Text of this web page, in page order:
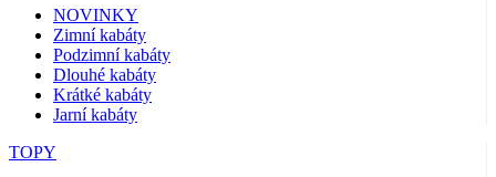
NOVINKY
Zimní kabáty
Podzimní kabáty
Dlouhé kabáty
Krátké kabáty
Jarní kabáty
TOPY